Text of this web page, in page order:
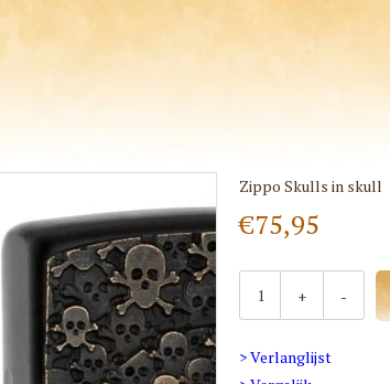
Zippo Skulls in skull
€75,95
+ -
> Verlanglijst